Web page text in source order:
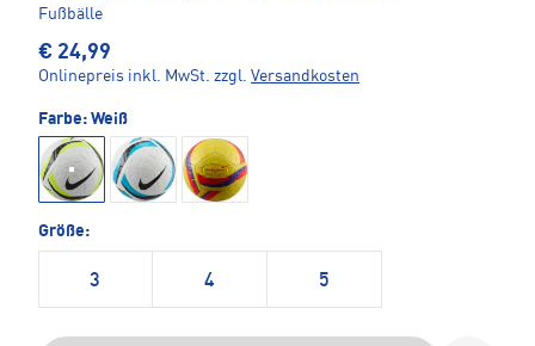
Fußbälle
€ 24,99
Onlinepreis inkl. MwSt. zzgl. Versandkosten
Farbe: Weiß
Größe:
3 4 5